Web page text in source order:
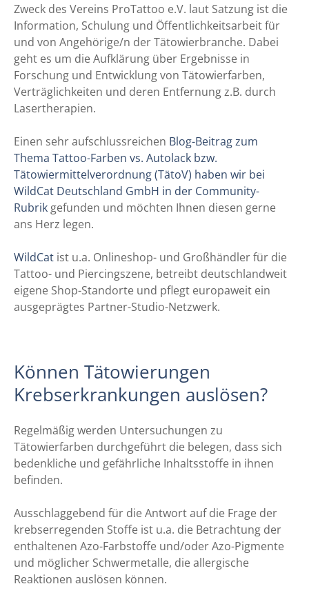
Zweck des Vereins ProTattoo e.V. laut Satzung ist die
Information, Schulung und Öffentlichkeitsarbeit für
und von Angehörige/n der Tätowierbranche. Dabei
geht es um die Aufklärung über Ergebnisse in
Forschung und Entwicklung von Tätowierfarben,
Verträglichkeiten und deren Entfernung z.B. durch
Lasertherapien.
Einen sehr aufschlussreichen Blog-Beitrag zum
Thema Tattoo-Farben vs. Autolack bzw.
Tätowiermittelverordnung (TätoV) haben wir bei
WildCat Deutschland GmbH in der Community-
Rubrik gefunden und möchten Ihnen diesen gerne
ans Herz legen.
WildCat ist u.a. Onlineshop- und Großhändler für die
Tattoo- und Piercingszene, betreibt deutschlandweit
eigene Shop-Standorte und pflegt europaweit ein
ausgeprägtes Partner-Studio-Netzwerk.
Können Tätowierungen
Krebserkrankungen auslösen?
Regelmäßig werden Untersuchungen zu
Tätowierfarben durchgeführt die belegen, dass sich
bedenkliche und gefährliche Inhaltsstoffe in ihnen
befinden.
Ausschlaggebend für die Antwort auf die Frage der
krebserregenden Stoffe ist u.a. die Betrachtung der
enthaltenen Azo-Farbstoffe und/oder Azo-Pigmente
und möglicher Schwermetalle, die allergische
Reaktionen auslösen können.